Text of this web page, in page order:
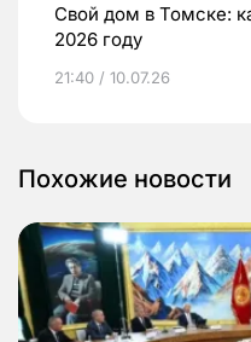
Свой дом в Томске:
2026 году
21:40 / 10.07.26
Похожие новости